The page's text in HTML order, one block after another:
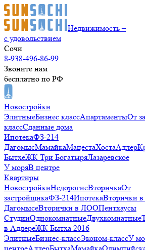
Недвижимость –
с удовольствием
Сочи
8-938-496-86-99
Звоните нам
бесплатно по РФ
Новостройки
ЭлитныеБизнес классАпартаментыОт
классСданные дома
ИпотекаФЗ-214
ДагомысМамайкаМацестаХостаАдлер
БытхеЖК Три БогатыряЛазаревское
У моряВ центре
Квартиры
НовостройкиНедорогиеВторичкаОт
застройщикаФЗ-214ИпотекаВторички
ДагомысеВторички в ЛООПентхаусы
СтудииОднокомнатныеДвухкомнатные
в АдлереЖК Бытха 2016
ЭлитныеБизнес-классЭконом-классУ